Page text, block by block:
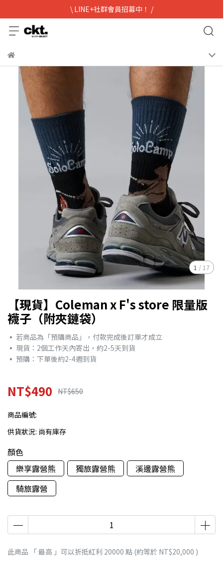
\ LINE+社群會員招募中！ /
1 / 17
【現貨】Coleman x F's store 限量版
襪子（附夾鏈袋）
▪︎ 若商品為「預購商品」，付款完成後訂單才成立
▪︎ 現貨：2個工作天內寄出，約2-5天到貨
▪︎ 預購：下單後約2-4週到貨
NT$490 NT$650
商品編號:
供貨狀況: 尚有庫存
顏色
樂享露營熊
獨旅露營熊
溪邊露營熊
騎旅露營
此商品 「 最高 」可以折抵紅利 20000 點 (約等於 NT$20,000 )